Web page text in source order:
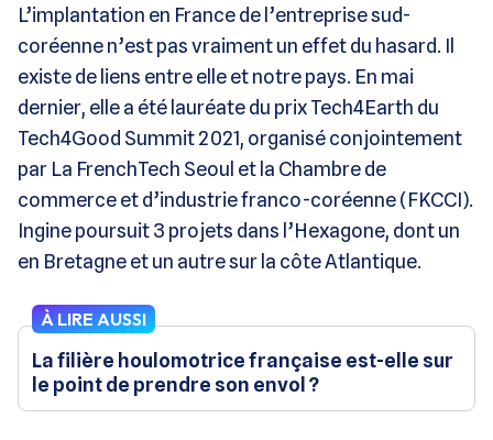
L’implantation en France de l’entreprise sud-
coréenne n’est pas vraiment un effet du hasard. Il
existe de liens entre elle et notre pays. En mai
dernier, elle a été lauréate du prix Tech4Earth du
Tech4Good Summit 2021, organisé conjointement
par La FrenchTech Seoul et la Chambre de
commerce et d’industrie franco-coréenne (FKCCI).
Ingine poursuit 3 projets dans l’Hexagone, dont un
en Bretagne et un autre sur la côte Atlantique.
À LIRE AUSSI
La filière houlomotrice française est-elle sur
le point de prendre son envol ?